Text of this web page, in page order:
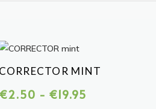
CORRECTOR MINT
€2.50 - €19.95